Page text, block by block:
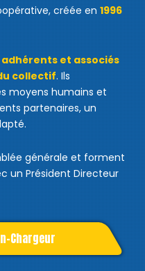
créée en1996
adhérents et associés
collectif. Ils
moyens humains et
partenaires, un
générale et forment
un Président Directeur
Chargeur